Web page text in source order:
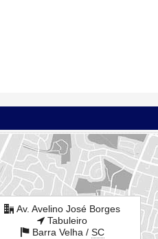
Av. Avelino José Borges
Tabuleiro
Barra Velha / SC